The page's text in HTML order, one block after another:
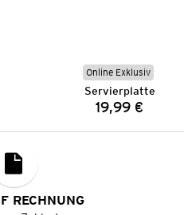
Online Exklusiv
Servierplatte
Preis:
19,99 €
RECHNUNG